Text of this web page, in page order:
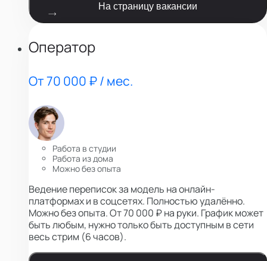
На страницу вакансии
Оператор
От 70 000 ₽ / мес.
Работа в студии
Работа из дома
Можно без опыта
Ведение переписок за модель на онлайн-
платформах и в соцсетях. Полностью удалённо.
Можно без опыта. От 70 000 ₽ на руки. График может
быть любым, нужно только быть доступным в сети
весь стрим (6 часов).